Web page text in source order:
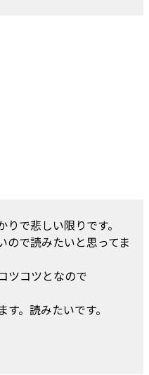
で悲しい限りです。
ので読みたいと思ってま
ツコツとなので
。読みたいです。